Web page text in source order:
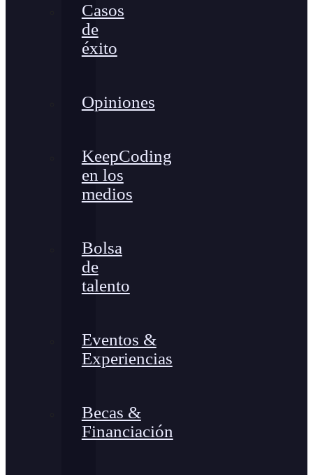
Casos
de
éxito
Opiniones
KeepCoding
en los
medios
Bolsa
de
talento
Eventos &
Experiencias
Becas &
Financiación